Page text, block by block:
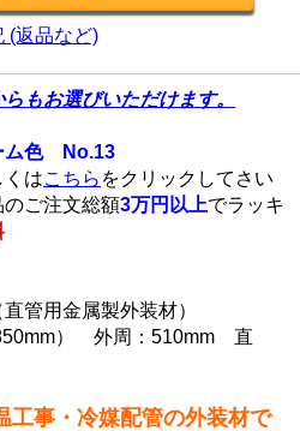
(返品など)
もお選びいただけます。
ム色 No.13
はこちら をクリックしてさい
ご注文総額3万円以上でラッキ
管用金属製外装材）
） 外周：510mm 直
工事・冷媒配管の外装材で